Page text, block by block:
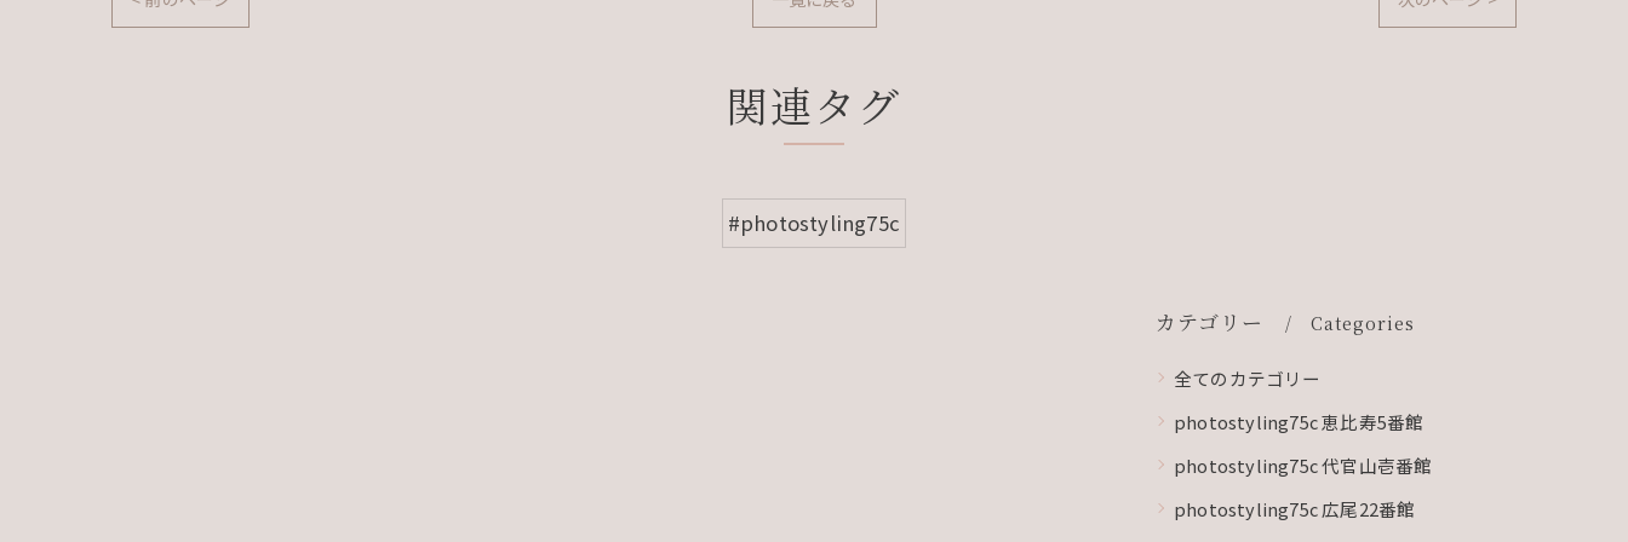
関連タグ
#photostyling75c
カテゴリー Categories
全てのカテゴリー
photostyling75c 恵比寿5番館
photostyling75c 代官山壱番館
photostyling75c 広尾22番館